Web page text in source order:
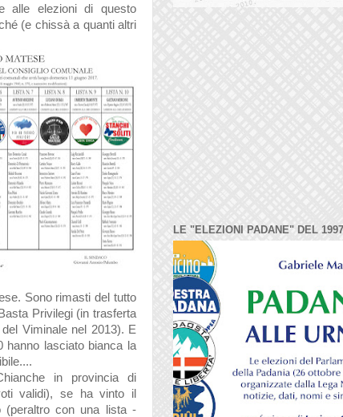
alle elezioni di questo
(e chissà a quanti altri
Sono rimasti del tutto
Privilegi (in trasferta
Viminale nel 2013). E
hanno lasciato bianca la
in provincia di
validi), se ha vinto il
(peraltro con una lista -
LE "ELEZIONI PADANE" DEL 1997